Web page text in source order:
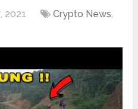
2021 Crypto News,